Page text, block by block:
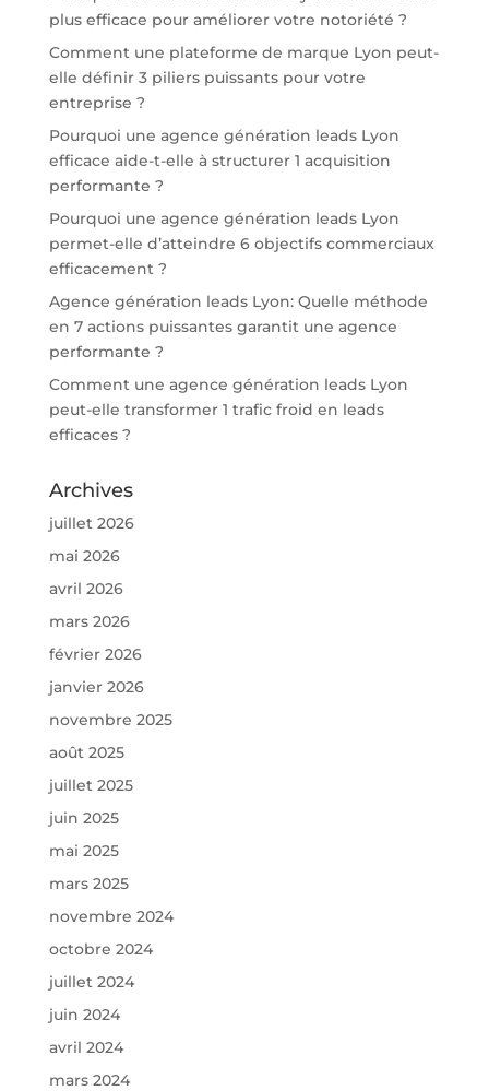
plus efficace pour améliorer votre notoriété ?
Comment une plateforme de marque Lyon peut-
elle définir 3 piliers puissants pour votre
entreprise ?
Pourquoi une agence génération leads Lyon
efficace aide-t-elle à structurer 1 acquisition
performante ?
Pourquoi une agence génération leads Lyon
permet-elle d’atteindre 6 objectifs commerciaux
efficacement ?
Agence génération leads Lyon: Quelle méthode
en 7 actions puissantes garantit une agence
performante ?
Comment une agence génération leads Lyon
peut-elle transformer 1 trafic froid en leads
efficaces ?
Archives
juillet 2026
mai 2026
avril 2026
mars 2026
février 2026
janvier 2026
novembre 2025
août 2025
juillet 2025
juin 2025
mai 2025
mars 2025
novembre 2024
octobre 2024
juillet 2024
juin 2024
avril 2024
mars 2024